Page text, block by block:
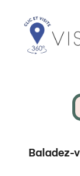
Baladez-